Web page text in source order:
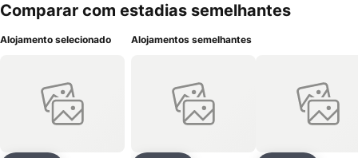
simples e básicos mas estão sempre à disposição dos seus clientes
fumadores, quartos e comodidades para pessoas com mobilidade
acomodação simples mas cómoda com ar condicionado, duche,
banheira, artigos de higiene pessoal, casa de banho, televisão e
telefone. Este hotel poderá ser uma boa opção para quem pretende
Comparar com estadias semelhantes
Alojamento selecionado Alojamentos semelhantes